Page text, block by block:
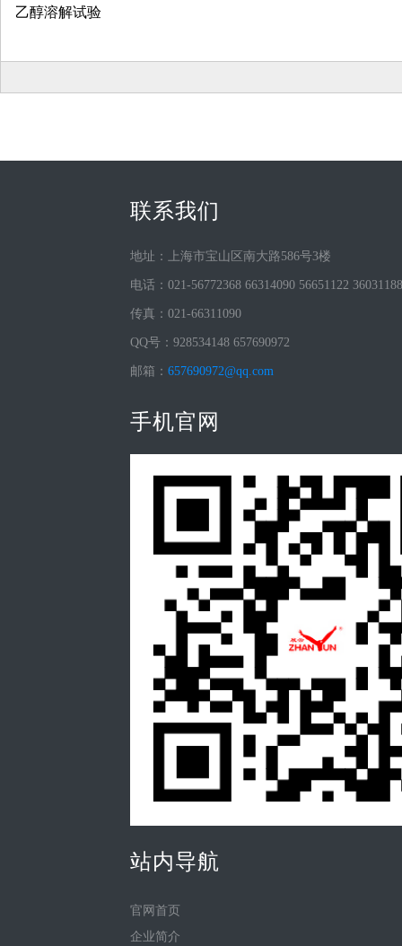
乙醇溶解试验
联系我们
地址：上海市宝山区南大路586号3楼
电话：021-56772368 66314090 56651122 36031188
传真：021-66311090
QQ号：928534148 657690972
邮箱： 657690972@qq.com
手机官网
站内导航
官网首页
企业简介